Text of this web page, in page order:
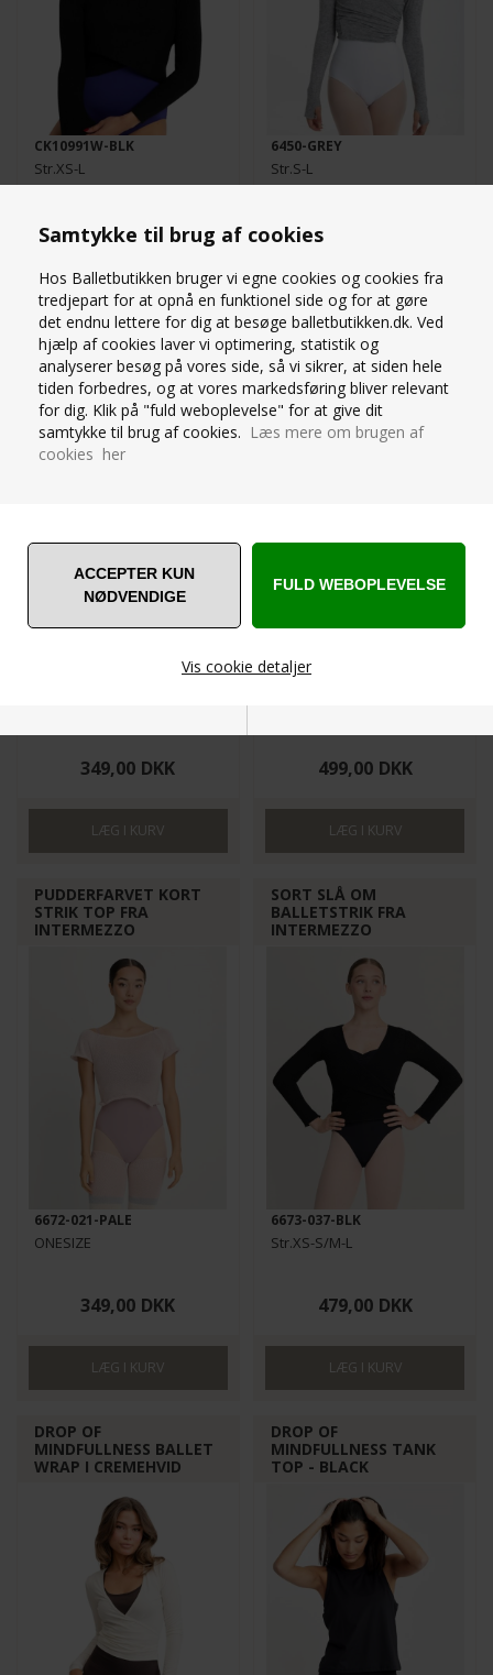
Samtykke til brug af cookies
Hos Balletbutikken bruger vi egne cookies og cookies fra
tredjepart for at opnå en funktionel side og for at gøre
det endnu lettere for dig at besøge balletbutikken.dk. Ved
hjælp af cookies laver vi optimering, statistik og
analyserer besøg på vores side, så vi sikrer, at siden hele
tiden forbedres, og at vores markedsføring bliver relevant
for dig. Klik på "fuld weboplevelse" for at give dit
samtykke til brug af cookies. Læs mere om brugen af
cookies her
Vis cookie detaljer
Funktionelle Statistiske
CK10991W-BLK
Str.XS-L
379,00 DKK
6450-GREY
Str.S-L
499,00
LYSEGRÅ KORT STRIK
TOP FRA INTERMEZZO
349,00 DKK
MARA DANCEWEAR -
WRAP CARDIGAN I SVAG
ROSA
WRAP-BALLET-ROSE-PETAL
499,00 DKK
PUDDERFARVET KORT
STRIK TOP FRA
INTERMEZZO
6672-021-PALE
ONESIZE
349,00 DKK
SORT SLÅ OM
BALLETSTRIK FRA
INTERMEZZO
6673-037-BLK
Str.XS-S/M-L
479,00 DKK
DROP OF
MINDFULLNESS BALLET
WRAP I CREMEHVID
DROP OF
MINDFULLNESS TANK
TOP - BLACK